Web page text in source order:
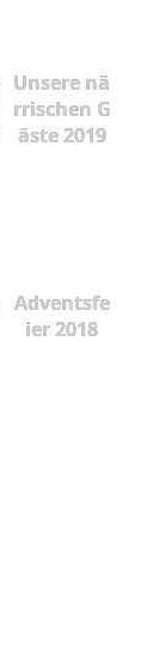
Unsere nä
rrischen G
äste 2019
Adventsfe
ier 2018